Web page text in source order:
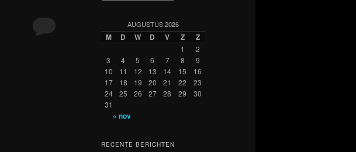
AUGUSTUS 2026
M D W D V Z Z
1
2
3
4 5 6 7 8
9
10
11 12 13 14 15
16
17
18 19 20 21 22
23
24
25 26 27 28 29
30
31
« nov
RECENTE BERICHTEN